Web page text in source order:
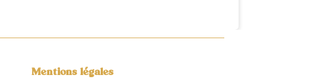
Mentions légales